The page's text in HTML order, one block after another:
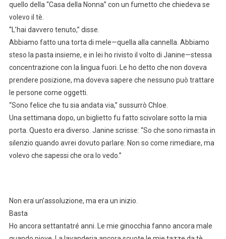
quello della “Casa della Nonna” con un fumetto che chiedeva se
volevo il tè.
“L’hai davvero tenuto,” disse.
Abbiamo fatto una torta di mele—quella alla cannella. Abbiamo
steso la pasta insieme, e in lei ho rivisto il volto di Janine—stessa
concentrazione con la lingua fuori. Le ho detto che non doveva
prendere posizione, ma doveva sapere che nessuno può trattare
le persone come oggetti.
“Sono felice che tu sia andata via,” sussurrò Chloe.
Una settimana dopo, un biglietto fu fatto scivolare sotto la mia
porta. Questo era diverso. Janine scrisse: “So che sono rimasta in
silenzio quando avrei dovuto parlare. Non so come rimediare, ma
volevo che sapessi che ora lo vedo.”
Non era un’assoluzione, ma era un inizio.
Basta
Ho ancora settantatré anni. Le mie ginocchia fanno ancora male